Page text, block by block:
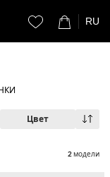
RU
Цвет
2модели